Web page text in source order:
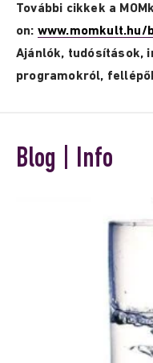
További cikkek a
on: www.momkult.hu/
Ajánlók, tudósítások,
programokról,
Blog | Info